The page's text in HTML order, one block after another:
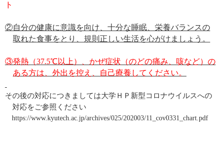
ト
②自分の健康に意識を向け、十分な睡眠、栄養バランスの
取れた食事をとり、規則正しい生活を心がけましょう。
③発熱（37.5℃以上）、かぜ症状（のどの痛み、咳など）の
ある方は、外出を控え、自己療養してください。
その後の対応につきましては大学ＨＰ新型コロナウイルスへの
対応をご参照ください
https://www.kyutech.ac.jp/archives/025/202003/11_cov0331_chart.pdf